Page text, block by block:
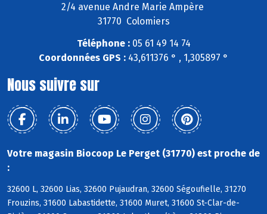
2/4 avenue Andre Marie Ampère
31770 Colomiers
Téléphone :05 61 49 14 74
Coordonnées GPS : 43,611376 ° , 1,305897 °
Nous suivre sur
Votre magasin Biocoop Le Perget (31770) est proche de
:
32600 L, 32600 Lias, 32600 Pujaudran, 32600 Ségoufielle, 31270
Frouzins, 31600 Labastidette, 31600 Muret, 31600 St-Clar-de-